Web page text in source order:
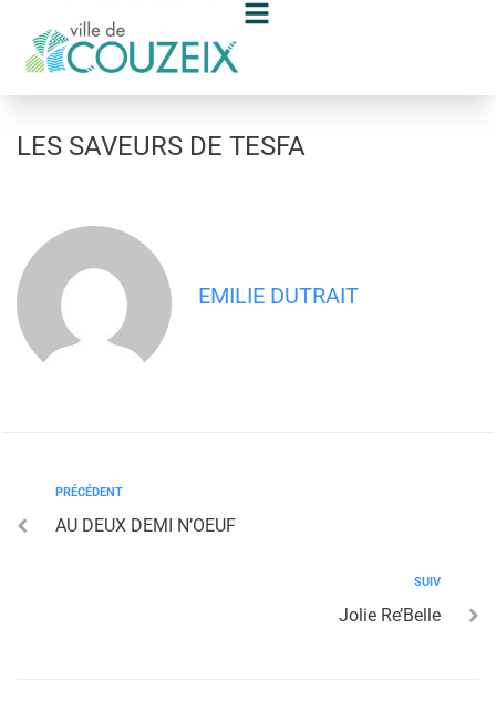
LES SAVEURS DE TESFA
EMILIE DUTRAIT
PRÉCÉDENT
AU DEUX DEMI N’OEUF
SUIV
Jolie Re’Belle